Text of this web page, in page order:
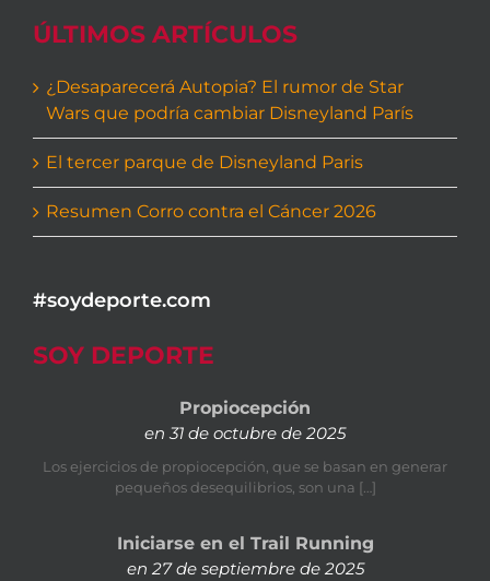
ÚLTIMOS ARTÍCULOS
¿Desaparecerá Autopia? El rumor de Star
Wars que podría cambiar Disneyland París
El tercer parque de Disneyland Paris
Resumen Corro contra el Cáncer 2026
#soydeporte.com
SOY DEPORTE
Propiocepción
en 31 de octubre de 2025
Los ejercicios de propiocepción, que se basan en generar
pequeños desequilibrios, son una […]
Iniciarse en el Trail Running
en 27 de septiembre de 2025